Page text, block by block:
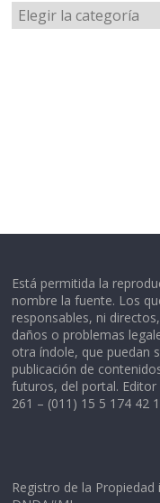
Categorías
Está permitida la
nombre la fuente. Los
responsables, ni
daños o problemas
otra índole, que puedan
publicación de
futuros, del portal.
261 – (011) 15 5 174 42
Registro de la